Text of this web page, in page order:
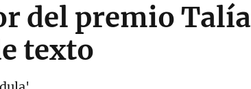
del premio Talía
texto